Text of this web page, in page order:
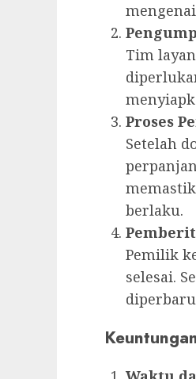
Tim
Proses
Setelah
berlaku.
Pemilik
selesai.